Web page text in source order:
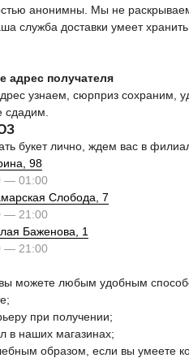
анонимны. Мы не
служба доставки умеет
адрес получателя
узнаем, сюрприз сохраним,
сдадим.
букет лично, ждем вас в
98
— 01:00
Слобода, 7
— 21:00
Баженова, 1
— 21:00
вы можете любым удобным
при получении;
в наших магазинах;
образом, если вы умеете